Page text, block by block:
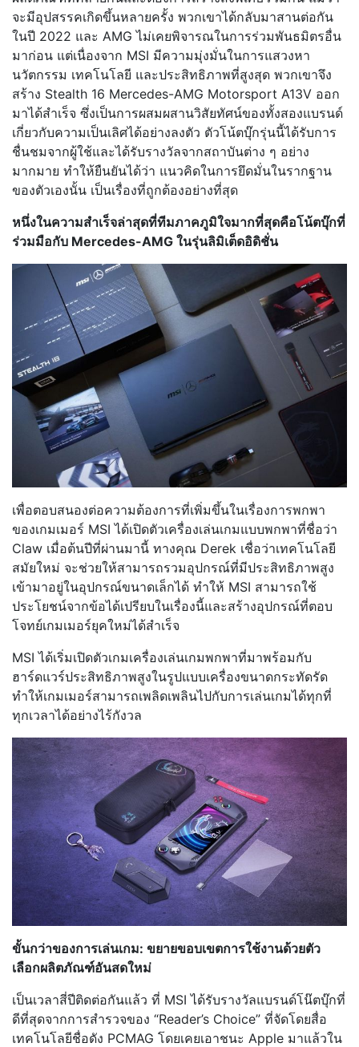
จะมีอุปสรรคเกิดขึ้นหลายครั้ง พวกเขาได้กลับมาสานต่อกัน
ในปี 2022 และ AMG ไม่เคยพิจารณในการร่วมพันธมิตรอื่น
มาก่อน แต่เนื่องจาก MSI มีความมุ่งมั่นในการแสวงหา
นวัตกรรม เทคโนโลยี และประสิทธิภาพที่สูงสุด พวกเขาจึง
สร้าง Stealth 16 Mercedes-AMG Motorsport A13V ออก
มาได้สำเร็จ ซึ่งเป็นการผสมผสานวิสัยทัศน์ของทั้งสองแบรนด์
เกี่ยวกับความเป็นเลิศได้อย่างลงตัว ตัวโน้ตบุ๊กรุ่นนี้ได้รับการ
ชื่นชมจากผู้ใช้และได้รับรางวัลจากสถาบันต่าง ๆ อย่าง
มากมาย ทำให้ยืนยันได้ว่า แนวคิดในการยึดมั่นในรากฐาน
ของตัวเองนั้น เป็นเรื่องที่ถูกต้องอย่างที่สุด
หนึ่งในความสำเร็จล่าสุดที่ทีมภาคภูมิใจมากที่สุดคือโน้ตบุ๊กที่
ร่วมมือกับ Mercedes-AMG ในรุ่นลิมิเต็ดอิดิชั่น
เพื่อตอบสนองต่อความต้องการที่เพิ่มขึ้นในเรื่องการพกพา
ของเกมเมอร์ MSI ได้เปิดตัวเครื่องเล่นเกมแบบพกพาที่ชื่อว่า
Claw เมื่อต้นปีที่ผ่านมานี้ ทางคุณ Derek เชื่อว่าเทคโนโลยี
สมัยใหม่ จะช่วยให้สามารถรวมอุปกรณ์ที่มีประสิทธิภาพสูง
เข้ามาอยู่ในอุปกรณ์ขนาดเล็กได้ ทำให้ MSI สามารถใช้
ประโยชน์จากข้อได้เปรียบในเรื่องนี้และสร้างอุปกรณ์ที่ตอบ
โจทย์เกมเมอร์ยุคใหม่ได้สำเร็จ
MSI ได้เริ่มเปิดตัวเกมเครื่องเล่นเกมพกพาที่มาพร้อมกับ
ฮาร์ดแวร์ประสิทธิภาพสูงในรูปแบบเครื่องขนาดกระทัดรัด
ทำให้เกมเมอร์สามารถเพลิดเพลินไปกับการเล่นเกมได้ทุกที่
ทุกเวลาได้อย่างไร้กังวล
ขั้นกว่าของการเล่นเกม: ขยายขอบเขตการใช้งานด้วยตัว
เลือกผลิตภัณฑ์อันสดใหม่
เป็นเวลาสี่ปีติดต่อกันแล้ว ที่ MSI ได้รับรางวัลแบรนด์โน๊ตบุ๊กที่
ดีที่สุดจากการสำรวจของ “Reader’s Choice” ที่จัดโดยสื่อ
เทคโนโลยีชื่อดัง PCMAG โดยเคยเอาชนะ Apple มาแล้วใน